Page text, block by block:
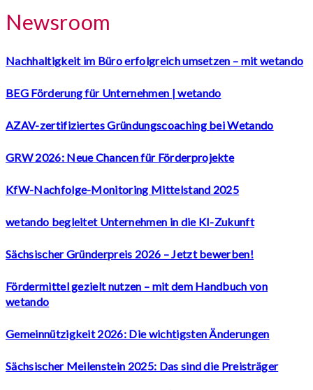
Newsroom
Nachhaltigkeit im Büro erfolgreich umsetzen – mit wetando
BEG Förderung für Unternehmen | wetando
AZAV-zertifiziertes Gründungscoaching bei Wetando
GRW 2026: Neue Chancen für Förderprojekte
KfW-Nachfolge-Monitoring Mittelstand 2025
wetando begleitet Unternehmen in die KI-Zukunft
Sächsischer Gründerpreis 2026 – Jetzt bewerben!
Fördermittel gezielt nutzen – mit dem Handbuch von
wetando
Gemeinnützigkeit 2026: Die wichtigsten Änderungen
Sächsischer Meilenstein 2025: Das sind die Preisträger